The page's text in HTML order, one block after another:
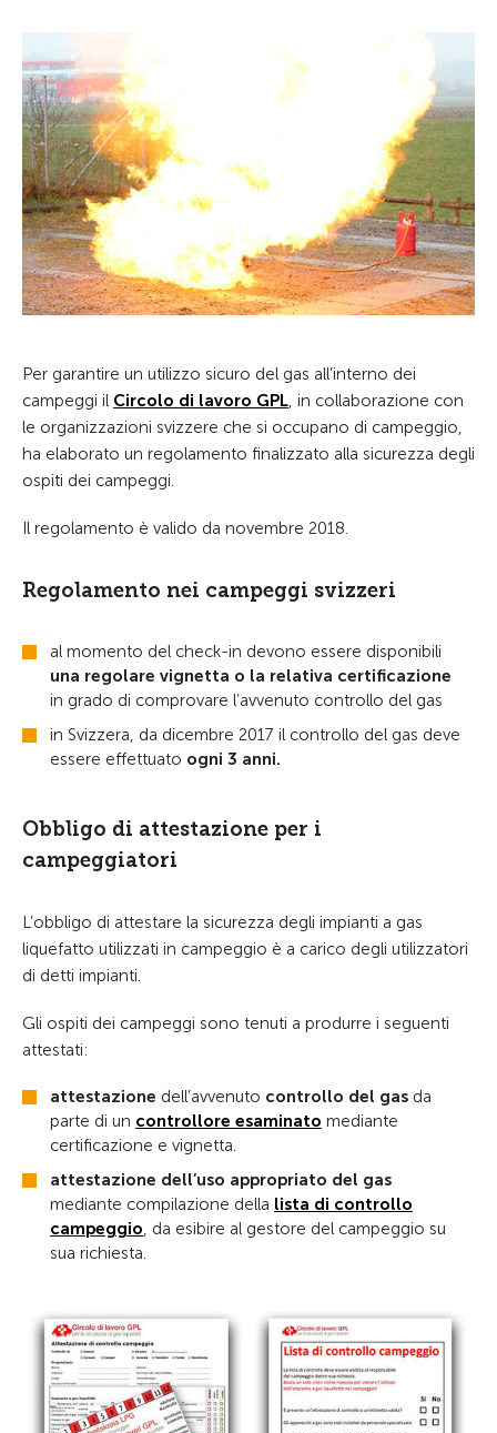
Per garantire un utilizzo sicuro del gas all’interno dei
campeggi il Circolo di lavoro GPL, in collaborazione con
le organizzazioni svizzere che si occupano di campeggio,
ha elaborato un regolamento finalizzato alla sicurezza degli
ospiti dei campeggi.
Il regolamento è valido da novembre 2018.
Regolamento nei campeggi svizzeri
al momento del check-in devono essere disponibili
una regolare vignetta o la relativa certificazione
in grado di comprovare l’avvenuto controllo del gas
in Svizzera, da dicembre 2017 il controllo del gas deve
essere effettuato ogni 3 anni.
Obbligo di attestazione per i
campeggiatori
L’obbligo di attestare la sicurezza degli impianti a gas
liquefatto utilizzati in campeggio è a carico degli utilizzatori
di detti impianti.
Gli ospiti dei campeggi sono tenuti a produrre i seguenti
attestati:
attestazione dell’avvenuto controllo del gas da
parte di un controllore esaminato mediante
certificazione e vignetta.
attestazione dell’uso appropriato del gas
mediante compilazione della lista di controllo
campeggio, da esibire al gestore del campeggio su
sua richiesta.